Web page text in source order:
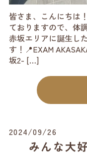
皆さま、こんにちは
ておりますので、体
赤坂エリアに誕生し
す！📍EXAM
坂2- […]
2024/09/26
みんな大